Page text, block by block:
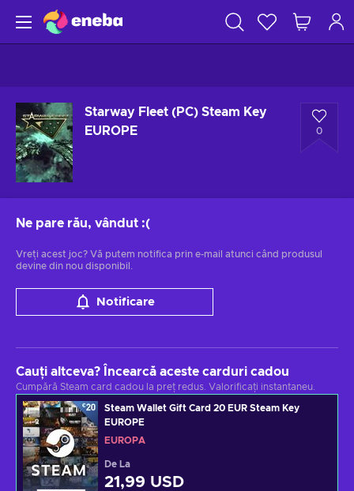
Starway Fleet (PC) Steam Key
EUROPE
0
Ne pare rău, vândut :(
Vreți acest joc? Vă putem notifica prin e-mail atunci când produsul
devine din nou disponibil.
Notificare
Cauți altceva? Încearcă aceste carduri cadou
Cumpără Steam card cadou la preț redus. Valorificați instantaneu.
Steam Wallet Gift Card 20 EUR Steam Key
EUROPE
EUROPA
De La
21,99 USD